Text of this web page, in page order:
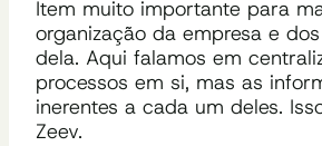
Item muito importante para
organização da empresa e
dela. Aqui falamos em
processos em si, mas as
inerentes a cada um deles.
Zeev.